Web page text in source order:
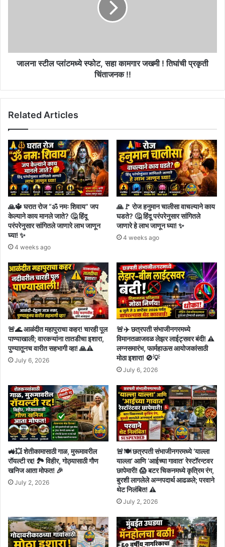
तिघांची
प्रकृतीजालना स्टील प्लांटमध्ये स्फोट, सहा कामगार जखमी ! तिघांची प्रकृती
चिंताजनक !!
Related Articles
🙏🔱 घरात रोज “ॐ नमः शिवाय” जप
केल्याने काय मानले जाते? 🤔 हिंदू
परंपरेनुसार सांगितले जाणारे लाभ जाणून
घ्या! ✨
4 weeks ago
🙏🚩 रोज हनुमान चालीसा वाचल्याने काय
घडते? 🤔 हिंदू परंपरेनुसार सांगितले
जाणारे हे लाभ जाणून घ्या! ✨
4 weeks ago
🚨🌊 आळंदीत महापुराचा कहर! चारही पूल
पाण्याखाली; वारकऱ्यांना तातडीचा इशारा,
पुण्यातूनच वारीत सहभागी व्हा! 🙏⚠️
July 6, 2026
🚨✈️ छत्रपती संभाजीनगरमध्ये
विमानतळाजवळ लेझर लाईट्सवर बंदी! ⚠️
लग्नसमारंभ, फार्महाऊस आयोजकांसाठी
मोठा इशारा! 🚫💡
July 6, 2026
🚜💥 शेतीकामासाठी गाळ, मुरूमावरील
रॉयल्टी रद्द! 🏞️ विहीर, गोठ्यासाठी गौण
खनिज आता मोफत! 🎉
July 2, 2026
🚨🍽️ छत्रपती संभाजीनगरमध्ये ‘याल्ला
याल्ला’ आणि ‘आईच्या गावात’ रेस्टॉरन्टवर
छापेमारी! 😱 बटर चिकनमध्ये कृत्रिम रंग,
बुरशी लागलेले अन्नपदार्थ आढळले; परवाने
थेट निलंबित! ⚠️
July 2, 2026